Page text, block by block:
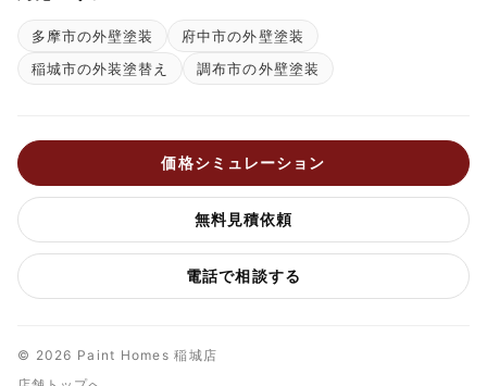
多摩市の外壁塗装
府中市の外壁塗装
稲城市の外装塗替え
調布市の外壁塗装
価格シミュレーション
無料見積依頼
電話で相談する
© 2026 Paint Homes 稲城店